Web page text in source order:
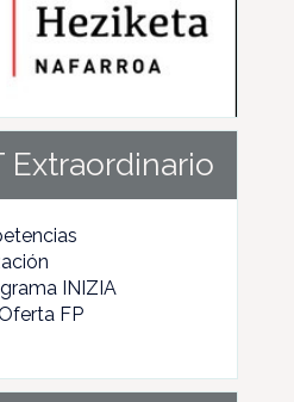
Extraordinario
INIZIA
FP